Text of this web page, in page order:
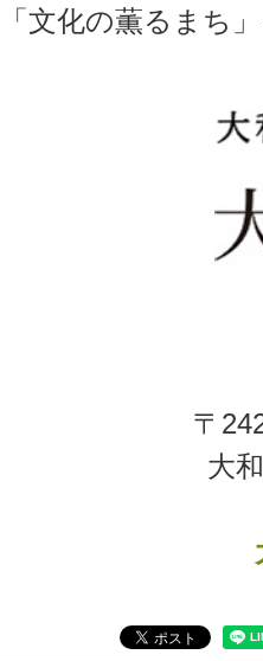
「文化の薫るまち
〒
大